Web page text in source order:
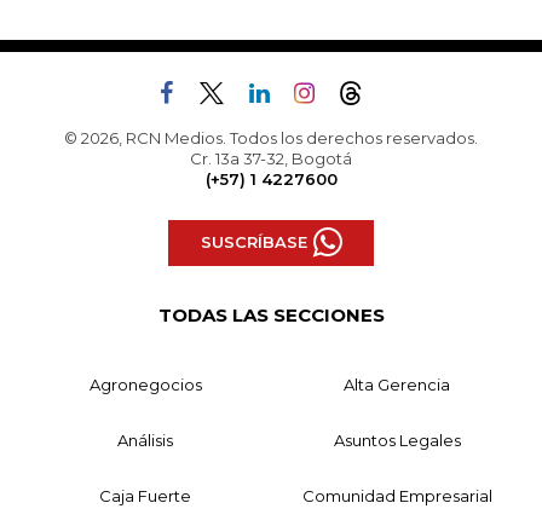
© 2026, RCN Medios. Todos los derechos reservados.
Cr. 13a 37-32, Bogotá
(+57) 1 4227600
SUSCRÍBASE
TODAS LAS SECCIONES
Agronegocios Alta Gerencia
Análisis Asuntos Legales
Caja Fuerte Comunidad Empresarial